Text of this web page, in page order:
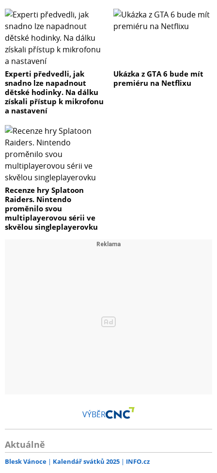
Experti předvedli, jak
snadno lze napadnout
dětské hodinky. Na dálku
získali přístup k mikrofonu
a nastavení
Ukázka z GTA 6 bude mít
premiéru na Netflixu
Recenze hry Splatoon
Raiders. Nintendo
proměnilo svou
multiplayerovou sérii ve
skvělou singleplayerovku
VÝBĚR
Aktuálně
Blesk Vánoce Kalendář svátků 2025 INFO.cz